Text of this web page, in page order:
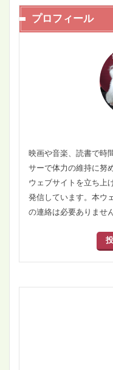
プロフィール
映画や音楽、読書で時
サーで体力の維持に努
ウェブサイトを立ち上
発信しています。本ウ
の連絡は必要ありません